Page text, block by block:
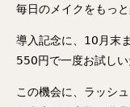
毎日のメイクをもっ
導入記念に、𝟣𝟢月末
𝟧𝟧𝟢円で一度お試し
この機会に、ラッシ